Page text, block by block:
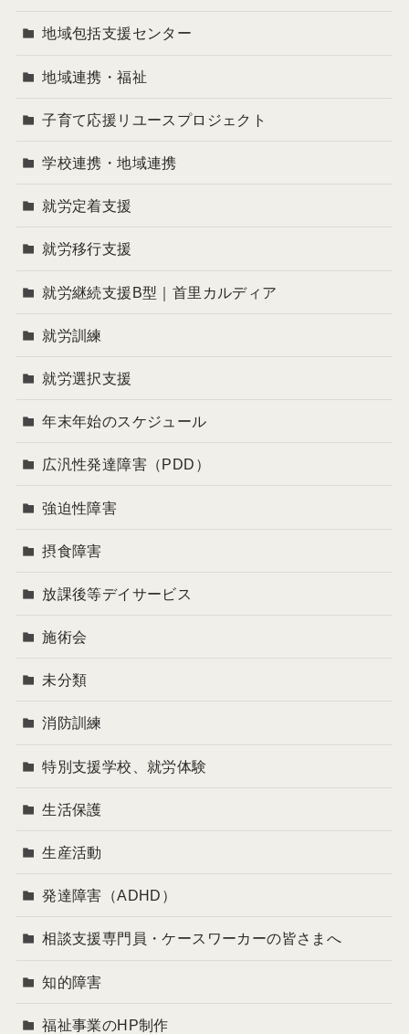
地域包括支援センター
地域連携・福祉
子育て応援リユースプロジェクト
学校連携・地域連携
就労定着支援
就労移行支援
就労継続支援B型｜首里カルディア
就労訓練
就労選択支援
年末年始のスケジュール
広汎性発達障害（PDD）
強迫性障害
摂食障害
放課後等デイサービス
施術会
未分類
消防訓練
特別支援学校、就労体験
生活保護
生産活動
発達障害（ADHD）
相談支援専門員・ケースワーカーの皆さまへ
知的障害
福祉事業のHP制作